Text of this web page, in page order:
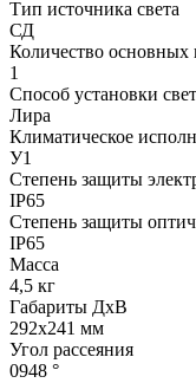
Тип источника света
СД
Количество основных
1
Способ установки
Лира
Климатическое
У1
Степень защиты
IP65
Степень защиты
IP65
Масса
4,5 кг
Габариты ДхВ
292x241 мм
Угол рассеяния
0948 °